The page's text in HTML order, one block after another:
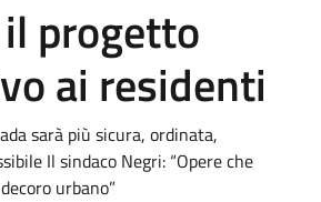
progetto
ai residenti
sarà più sicura, ordinata,
Il sindaco Negri: “Opere che
urbano”